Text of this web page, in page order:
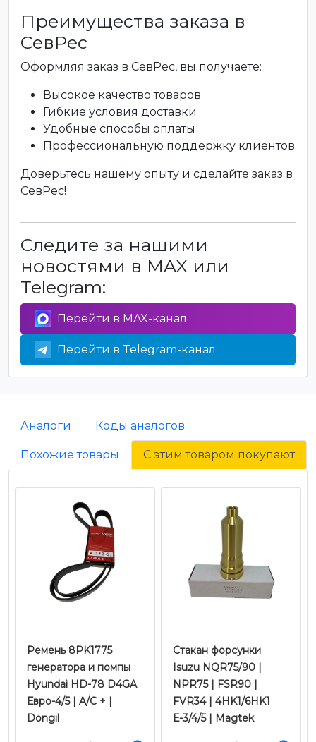
Преимущества заказа в
СевРес
Оформляя заказ в СевРес, вы получаете:
Высокое качество товаров
Гибкие условия доставки
Удобные способы оплаты
Профессиональную поддержку клиентов
Доверьтесь нашему опыту и сделайте заказ в
СевРес!
Следите за нашими
новостями в MAX или
Telegram:
Перейти в MAX-канал
Перейти в Telegram-канал
Аналоги Коды аналогов
Похожие товары С этим товаром покупают
Ремень 8PK1775
генератора и помпы
Hyundai HD-78 D4GA
Евро-4/5 | A/C + |
Dongil
Стакан форсунки
Isuzu NQR75/90 |
NPR75 | FSR90 |
FVR34 | 4HK1/6HK1
Е-3/4/5 | Magtek